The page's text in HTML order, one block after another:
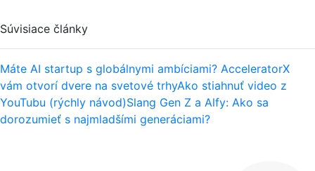
Súvisiace články
Máte AI startup s globálnymi ambíciami? AcceleratorX
vám otvorí dvere na svetové trhyAko stiahnuť video z
YouTubu (rýchly návod)Slang Gen Z a Alfy: Ako sa
dorozumieť s najmladšími generáciami?